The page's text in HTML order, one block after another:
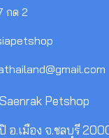
กด 2
Petshop
อ.เมือง จ.ชลบุรี